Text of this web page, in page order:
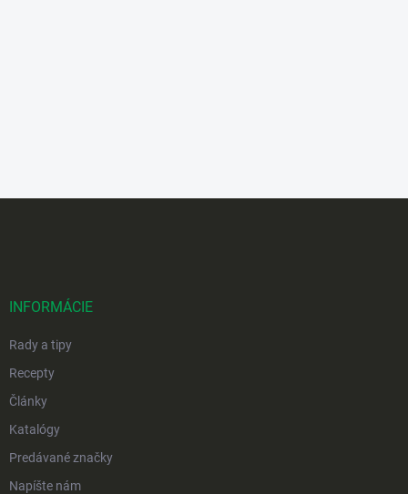
INFORMÁCIE
Rady a tipy
Recepty
Články
Katalógy
Predávané značky
Napíšte nám